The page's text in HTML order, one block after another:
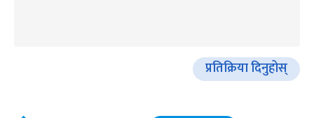
प्रतिक्रिया दिनुहोस्